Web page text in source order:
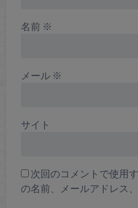
名前 ※
メール ※
サイト
次回のコメントで使用
の名前、メールアドレス